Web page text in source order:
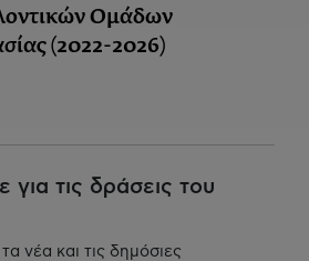
Ομάδων
(2022-2026)
για τις δράσεις του
νέα και τις δημόσιες